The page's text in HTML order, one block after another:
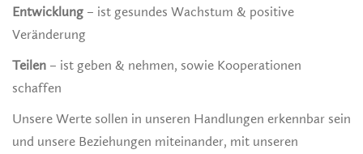
Entwicklung – ist gesundes Wachstum & positive
Veränderung
Teilen – ist geben & nehmen, sowie Kooperationen
schaffen
Unsere Werte sollen in unseren Handlungen erkennbar sein
und unsere Beziehungen miteinander, mit unseren